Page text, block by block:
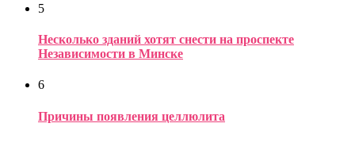
5
Несколько зданий хотят снести на проспекте
Независимости в Минске
6
Причины появления целлюлита